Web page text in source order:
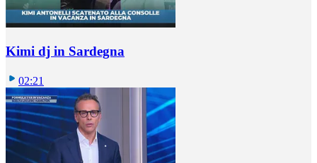
Kimi dj in Sardegna
02:21